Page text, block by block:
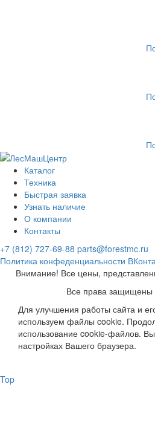
Каталог
Техника
Быстрая заявка
Узнать наличие
О компании
Контакты
+7 (812) 727-69-88 parts@forestmc.ru
Политика конфеденциальности
Внимание! Все цены,
Все права
Для улучшения работы сайта и
используем файлы cookie.
использование cookie-файлов.
настройках Вашего браузера.
Top